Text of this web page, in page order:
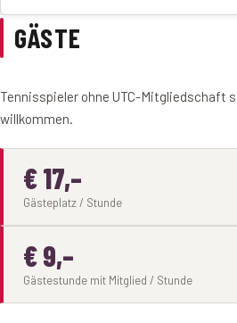
GÄSTE
Tennisspieler ohne UTC-Mitgliedschaft
willkommen.
€ 17,–
Gästeplatz / Stunde
€ 9,–
Gästestunde mit Mitglied / Stunde